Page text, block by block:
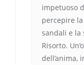
impetuoso
percepire
sandali e la
Risorto.
dell’anima,